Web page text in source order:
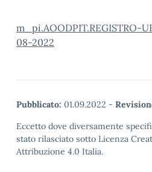
m_pi.AOODPIT.REGISTRO-
08-2022
Pubblicato: 01.09.2022 -
Eccetto dove diversamente
stato rilasciato sotto Licenza
Attribuzione 4.0 Italia.